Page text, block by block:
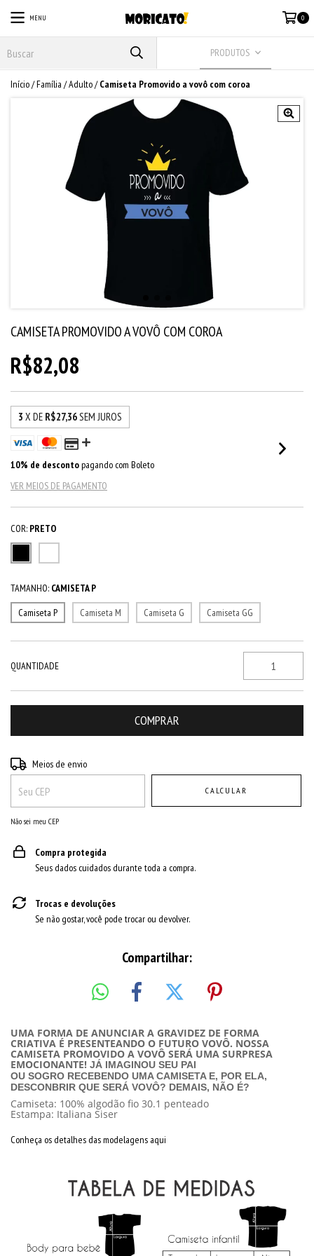
MENU 0
PRODUTOS
Início/Família /Adulto/ Camiseta Promovido a vovô com coroa
CAMISETA PROMOVIDO A VOVÔ COM COROA
R$82,08
3 X DE R$27,36SEM JUROS
10% de descontopagando com Boleto
VER MEIOS DE PAGAMENTO
COR: PRETO
TAMANHO: CAMISETA P
Camiseta P
Camiseta M Camiseta G Camiseta GG
QUANTIDADE
Entregas para o CEP:
Meios de envio
CALCULAR
Não sei meu CEP
Compra protegida
Seus dados cuidados durante toda a compra.
Trocas e devoluções
Se não gostar, você pode trocar ou devolver.
Compartilhar:
UMA FORMA DE ANUNCIAR A GRAVIDEZ DE FORMA
CRIATIVA É PRESENTEANDO O FUTURO VOVÔ. NOSSA
CAMISETA PROMOVIDO A VOVÔ SERÁ UMA SURPRESA
EMOCIONANTE! JÁ IMAGINOU SEU PAI
OU SOGRO RECEBENDO UMA CAMISETA E, POR ELA,
DESCONBRIR QUE SERÁ VOVÔ? DEMAIS, NÃO É?
Camiseta: 100% algodão fio 30.1 penteado
Estampa: Italiana Siser
Conheça os detalhes das modelagens aqui